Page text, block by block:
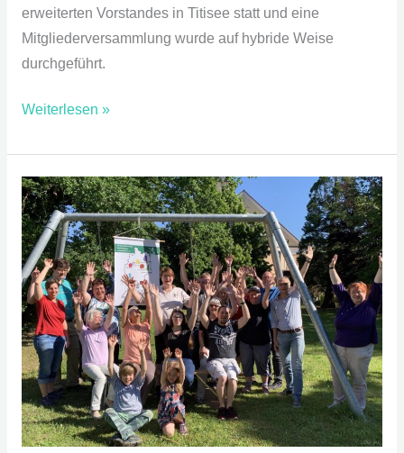
erweiterten Vorstandes in Titisee statt und eine
Mitgliederversammlung wurde auf hybride Weise
durchgeführt.
Weiterlesen »
Spiele
–
Symposium
2019
in
Landau/Pfalz